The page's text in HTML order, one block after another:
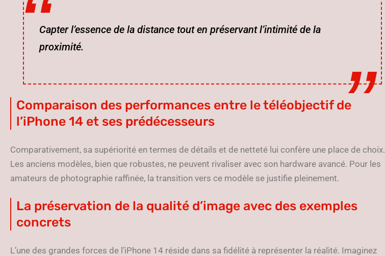
Capter l’essence de la distance tout en préservant l’intimité de la
proximité.
Comparaison des performances entre le téléobjectif de
l’iPhone 14 et ses prédécesseurs
Comparativement, sa supériorité en termes de détails et de netteté lui confère une place de choix.
Les anciens modèles, bien que robustes, ne peuvent rivaliser avec son hardware avancé. Pour les
amateurs de photographie raffinée, la transition vers ce modèle se justifie pleinement.
La préservation de la qualité d’image avec des exemples
concrets
L’une des grandes forces de l’iPhone 14 réside dans sa fidélité à représenter la réalité. Imaginez